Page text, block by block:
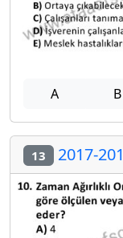
A B
13 2017-